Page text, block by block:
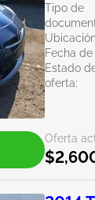
Tipo de
Fecha de
Estado
oferta:
Oferta